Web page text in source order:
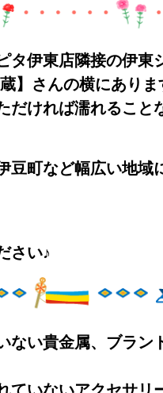
タ伊東店隣接の伊東
】さんの横にありま
だければ濡れること
豆町など幅広い地域
さい♪
ない貴金属、ブラン